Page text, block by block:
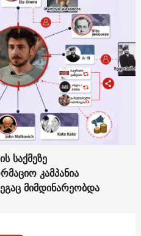
საქმეზე
კამპანია
მიმდინარეობდა